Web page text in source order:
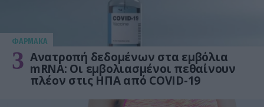
ΦΑΡΜΑΚΑ
3 Ανατροπή δεδομένων στα εμβόλια
mRNA: Οι εμβολιασμένοι πεθαίνουν
πλέον στις ΗΠΑ από COVID-19